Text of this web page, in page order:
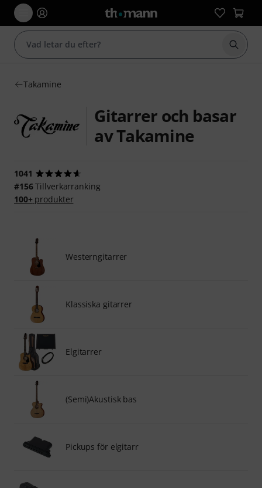
Börja
Takamine
Gitarrer och basar
av Takamine
1041
#156Tillverkarranking
100+produkter
Westerngitarrer
Klassiska gitarrer
Elgitarrer
(Semi)Akustisk bas
Pickups för elgitarr